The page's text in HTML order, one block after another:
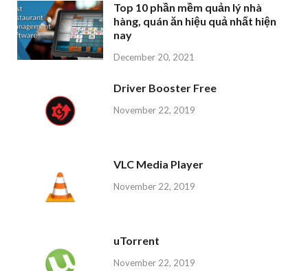
Top 10 phần mềm quản lý nhà
hàng, quán ăn hiệu quả nhất hiện
nay
December 20, 2021
Driver Booster Free
November 22, 2019
VLC Media Player
November 22, 2019
uTorrent
November 22, 2019